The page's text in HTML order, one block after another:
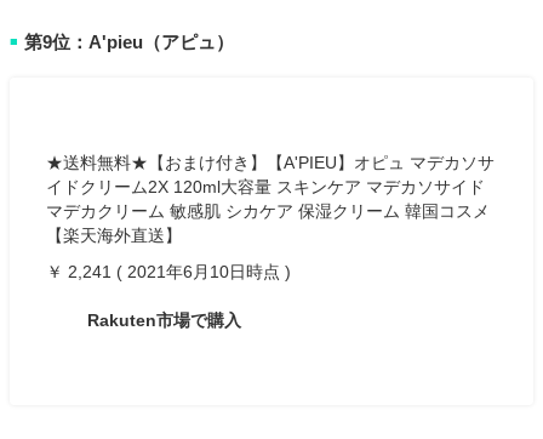
■ 第9位：A'pieu（アピュ）
★送料無料★【おまけ付き】【A'PIEU】オピュ マデカソサ
イドクリーム2X 120ml大容量 スキンケア マデカソサイド
マデカクリーム 敏感肌 シカケア 保湿クリーム 韓国コスメ
【楽天海外直送】
￥ 2,241 ( 2021年6月10日時点 )
Rakuten市場で購入